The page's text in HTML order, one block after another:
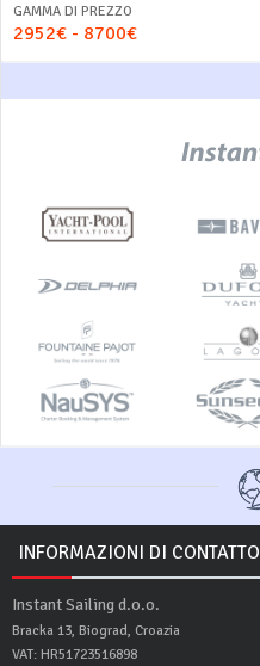
GAMMA DI PREZZO
2952€ - 8700€
INFORMAZIONI DI CONTATTO
Instant Sailing d.o.o.
Bracka 13, Biograd, Croazia
VAT: HR51723516898